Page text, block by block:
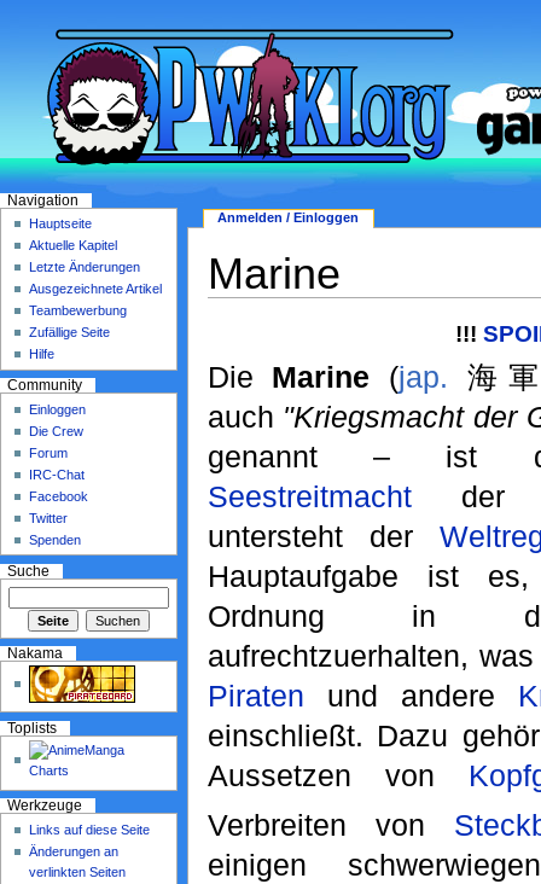
Marine
!!!
Die Marine (jap. 海
auch "Kriegsmacht der
genannt – ist
Seestreitmacht
untersteht der
Hauptaufgabe ist
Ordnung in
aufrechtzuerhalten,
Piraten und andere
einschließt. Dazu
Aussetzen von
Verbreiten von
einigen
Anmelden / Einloggen
Navigation
Hauptseite
Aktuelle Kapitel
Letzte Änderungen
Ausgezeichnete Artikel
Teambewerbung
Zufällige Seite
Hilfe
Community
Einloggen
Die Crew
Forum
IRC-Chat
Facebook
Twitter
Spenden
Suche
Nakama
Toplists
Werkzeuge
Links auf diese Seite
Änderungen an
verlinkten Seiten